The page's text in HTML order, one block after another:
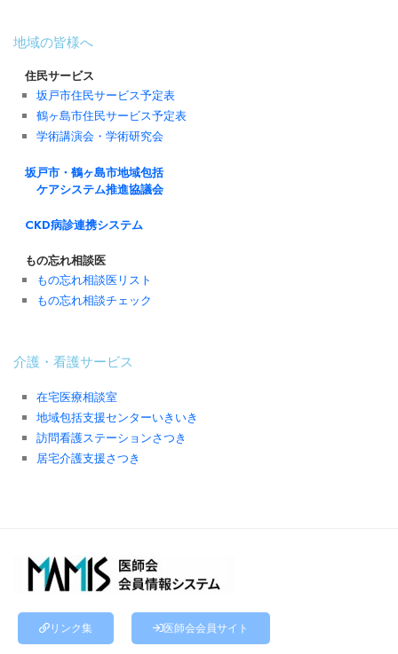
地域の皆様へ
住民サービス
坂戸市住民サービス予定表
鶴ヶ島市住民サービス予定表
学術講演会・学術研究会
坂戸市・鶴ヶ島市地域包括
ケアシステム推進協議会
CKD病診連携システム
もの忘れ相談医
もの忘れ相談医リスト
もの忘れ相談チェック
介護・看護サービス
在宅医療相談室
地域包括支援センターいきいき
訪問看護ステーションさつき
居宅介護支援さつき
リンク集 医師会会員サイト